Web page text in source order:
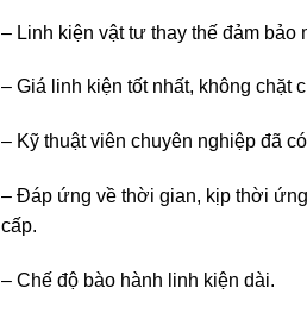
– Linh kiện vật tư thay thế đảm bảo
– Giá linh kiện tốt nhất, không chặt
– Kỹ thuật viên chuyên nghiệp đã
– Đáp ứng về thời gian, kịp thời
cấp.
– Chế độ bào hành linh kiện dài.